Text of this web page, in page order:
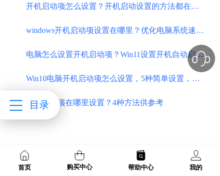
目录
开机启动项怎么设置？开机启动设置的方法都在这里，图文详解！
windows开机启动项设置在哪里？优化电脑系统速度方法合集！
电脑怎么设置开机启动项？Win11设置开机自动启动程序教程！
Win10电脑开机启动项怎么设置，5种简单设置，管理软件自启动
​开机启动项在哪里设置？4种方法供参考
首页 购买中心 帮助中心 我的